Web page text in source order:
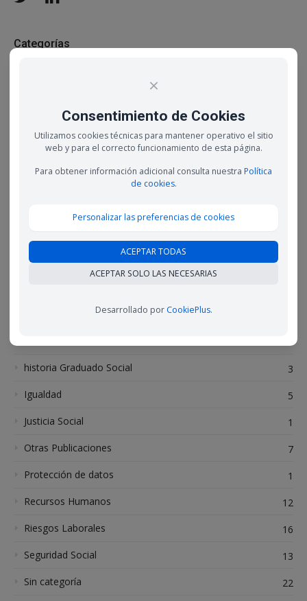
Categorías
despido laboral
Emprendedor
Graduados Sociales
31
historia Graduado Social
3
Igualdad
5
Justicia Social
1
Otras Publicaciones
7
Protección de datos
1
Recursos Humanos
12
Riesgos Laborales
16
Seguridad Social
13
Sin categoría
22
×
Consentimiento de Cookies
Utilizamos cookies técnicas para mantener operativo el sitio
web y para el correcto funcionamiento de esta página.
Para obtener información adicional consulta nuestra Política
de cookies.
Personalizar las preferencias de cookies
ACEPTAR TODAS
ACEPTAR SOLO LAS NECESARIAS
Desarrollado por CookiePlus.